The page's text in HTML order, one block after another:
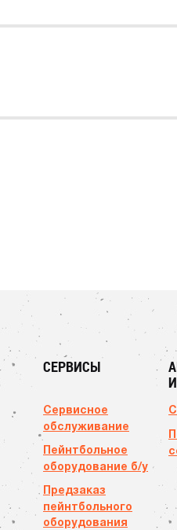
СЕРВИСЫ
Сервисное
обслуживание
Пейнтбольное
оборудование б/у
Предзаказ
пейнтбольного
оборудования